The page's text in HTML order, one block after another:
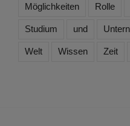
Möglichkeiten Rolle
Studium und
Welt Wissen Zeit